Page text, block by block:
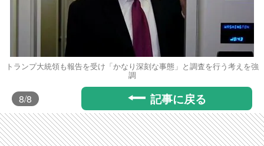
トランプ大統領も報告を受け「かなり深刻な事態」と調査を行う考えを強
調
8/8 記事に戻る